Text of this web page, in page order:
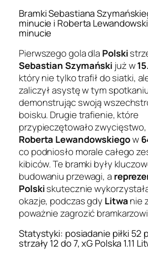
Bramki Sebastiana
minucie i Roberta
minucie
Pierwszego gola dla Polski
Sebastian Szymański już w
który nie tylko trafił do siatki,
zaliczył asystę w tym
demonstrując swoją
boisku. Drugie trafienie, które
przypieczętowało
Roberta Lewandowskiegow
co podniosło morale całego
kibiców. Te bramki były
budowaniu przewagi, a
Polskiskutecznie
okazje, podczas gdy Litwanie
poważnie zagrozić
Statystyki: posiadanie piłki 52
strzały 12 do 7, xG Polska 1.11